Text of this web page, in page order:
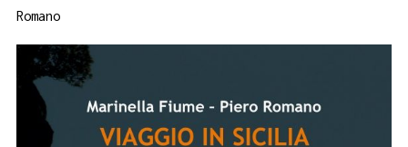
Romano